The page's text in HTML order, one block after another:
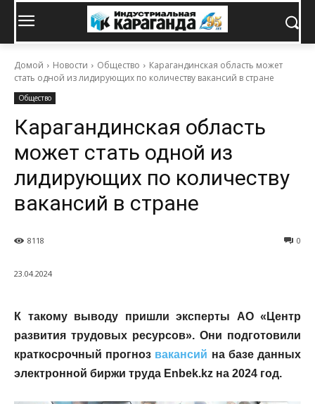
Домой Новости Общество
Карагандинская область может
стать одной из лидирующих по количеству вакансий в стране
Общество
Карагандинская область
может стать одной из
лидирующих по количеству
вакансий в стране
0
8118
23.04.2024
К такому выводу пришли эксперты АО «Центр
развития трудовых ресурсов». Они подготовили
краткосрочный прогноз вакансий на базе данных
электронной биржи труда Enbek.kz на 2024 год.